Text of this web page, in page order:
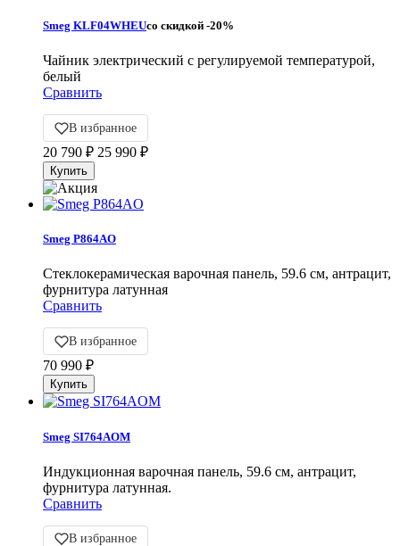
Smeg KLF04WHEUсо скидкой -20%
Чайник электрический с регулируемой температурой,
белый
Сравнить
В избранное
20 790 ₽ 25 990 ₽
Smeg P864AO
Cтеклокерамическая варочная панель, 59.6 см, антрацит,
фурнитура латунная
Сравнить
В избранное
70 990 ₽
Smeg SI764AOM
Индукционная варочная панель, 59.6 см, антрацит,
фурнитура латунная.
Сравнить
В избранное